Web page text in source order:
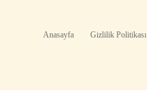
Anasayfa Gizlilik Politikası